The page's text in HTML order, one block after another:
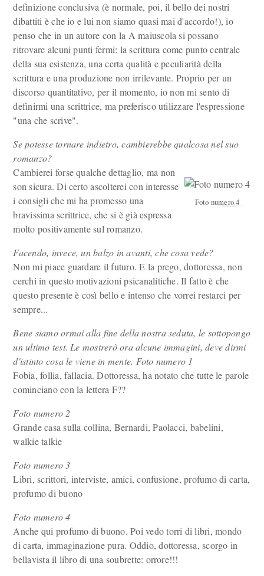
definizione conclusiva (è normale, poi, il bello dei nostri
dibattiti è che io e lui non siamo quasi mai d'accordo!), io
penso che in un autore con la A maiuscola si possano
ritrovare alcuni punti fermi: la scrittura come punto centrale
della sua esistenza, una certa qualità e peculiarità della
scrittura e una produzione non irrilevante. Proprio per un
discorso quantitativo, per il momento, io non mi sento di
definirmi una scrittrice, ma preferisco utilizzare l'espressione
"una che scrive".
Se potesse tornare indietro, cambierebbe qualcosa nel suo
romanzo?
Foto numero 4
Cambierei forse qualche dettaglio, ma non
son sicura. Di certo ascolterei con interesse
i consigli che mi ha promesso una
bravissima scrittrice, che si è già espressa
molto positivamente sul romanzo.
Facendo, invece, un balzo in avanti, che cosa vede?
Non mi piace guardare il futuro. E la prego, dottoressa, non
cerchi in questo motivazioni psicanalitiche. Il fatto è che
questo presente è così bello e intenso che vorrei restarci per
sempre...
Bene siamo ormai alla fine della nostra seduta, le sottopongo
un ultimo test. Le mostrerò ora alcune immagini, deve dirmi
d'istinto cosa le viene in mente. Foto numero 1
Fobia, follia, fallacia. Dottoressa, ha notato che tutte le parole
cominciano con la lettera F??
Foto numero 2
Grande casa sulla collina, Bernardi, Paolacci, babelini,
walkie talkie
Foto numero 3
Libri, scrittori, interviste, amici, confusione, profumo di carta,
profumo di buono
Foto numero 4
Anche qui profumo di buono. Poi vedo torri di libri, mondo
di carta, immaginazione pura. Oddio, dottoressa, scorgo in
bellavista il libro di una soubrette: orrore!!!